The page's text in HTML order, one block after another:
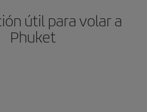
útil para volar a
Phuket